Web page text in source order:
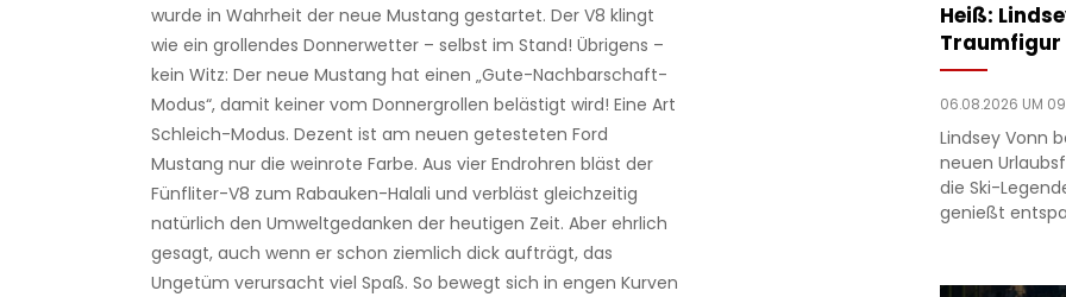
wurde in Wahrheit der neue Mustang gestartet. Der V8 klingt
wie ein grollendes Donnerwetter – selbst im Stand! Übrigens –
kein Witz: Der neue Mustang hat einen „Gute-Nachbarschaft-
Modus“, damit keiner vom Donnergrollen belästigt wird! Eine Art
Schleich-Modus. Dezent ist am neuen getesteten Ford
Mustang nur die weinrote ­Farbe. Aus vier Endrohren bläst der
Fünfliter-V8 zum ­Rabauken-Halali und verbläst gleichzeitig
natürlich den Umweltgedanken der heutigen Zeit. Aber ehrlich
gesagt, auch wenn er schon ziemlich dick aufträgt, das
Ungetüm verursacht viel Spaß. So bewegt sich in engen Kurven
Heiß:
Traumfigur
06.08.2026 UM
Lindsey Vonn
neuen
die Ski-
genießt